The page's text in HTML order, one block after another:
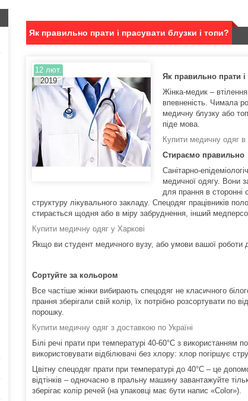
Як правильно прати і прасувати блузки і топи?
12 лют.
2019
Як правильно прати і
Жінка-медик – втілення
впевненість. Чимала
медичну блузку або
піде мова.
Купити медичну одяг в
Стираємо правильно
Санітарно-
медичної одягу. Вони
для прання в сторонні
структуру лікувального закладу. Спецодяг працівників
стирається щодня або в міру забруднення, інший
Купити медичну одяг у Харкові
Якщо ви студент медичного вузу, або умови вашої
Сортуйте за кольором
Все частіше жінки вибирають спецодяг не класичного
прання зберігали свій колір, їх потрібно розсортувати по
порошку.
Купити медичну одяг з доставкою по Україні
Білі речі прати при температурі 40-60°C з
використовувати відбілювачі без хлору: хлор погіршує
Цвітну спецодяг прати при температурі до 40°C – це
відтінків – одночасно в пральну машину завантажуйте
зберігає колір речей (на упаковці має бути напис «Color»).